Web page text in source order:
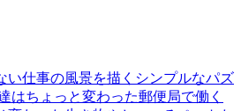
い仕事の風景を描くシンプルなパズ
はちょっと変わった郵便局で働く